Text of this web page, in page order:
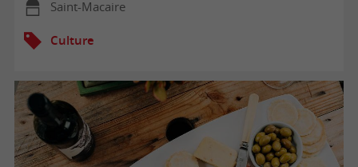
Saint-Macaire
Culture